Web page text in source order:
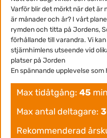
Varför blir det mörkt när det är
är månader och år? I vårt
rymden och titta på Jordens,
förhållande till varandra. Vi
stjärnhimlens utseende vid
platser på Jorden
En spännande upplevelse
Max tidåtgång: 45
Max antal deltagare:
Rekommenderad